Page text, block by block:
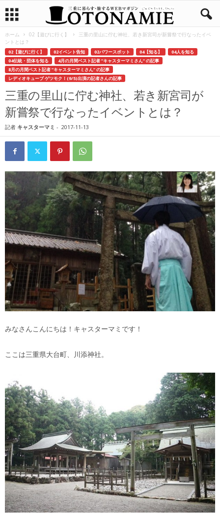
ホーム 02【遊びに行く】
三重の里山に佇む神社、若き新宮司が新嘗祭で行なったイベ
ントとは？
02【遊びに行く】 02イベント告知 02パワースポット 04【知る】
04人を知る
04伝統・団体を知る
4月の月間ベスト記者 ”キャスターマミさん” の記事
8月の月間ベスト記者 ”キャスターマミさん” の記事
レディオキューブ ゲツモク！(9/5)出演の記者さんの記事
三重の里山に佇む神社、若き新宮司が
新嘗祭で行なったイベントとは？
記者 キャスターマミ - 2017-11-13
みなさんこんにちは！キャスターマミです！
ここは三重県大台町、川添神社。